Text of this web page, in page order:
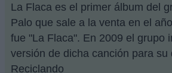
La Flaca es el primer álbum del
Palo que sale a la venta en el
fue "La Flaca". En 2009 el grupo
versión de dicha canción para su
Reciclando